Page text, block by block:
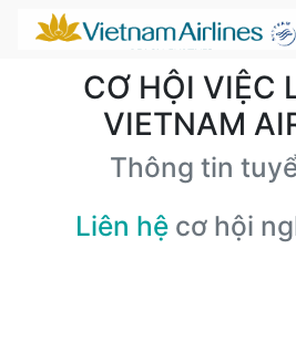
CƠ HỘI VIỆC
VIETNAM
Thông tin
Liên hệ cơ hội